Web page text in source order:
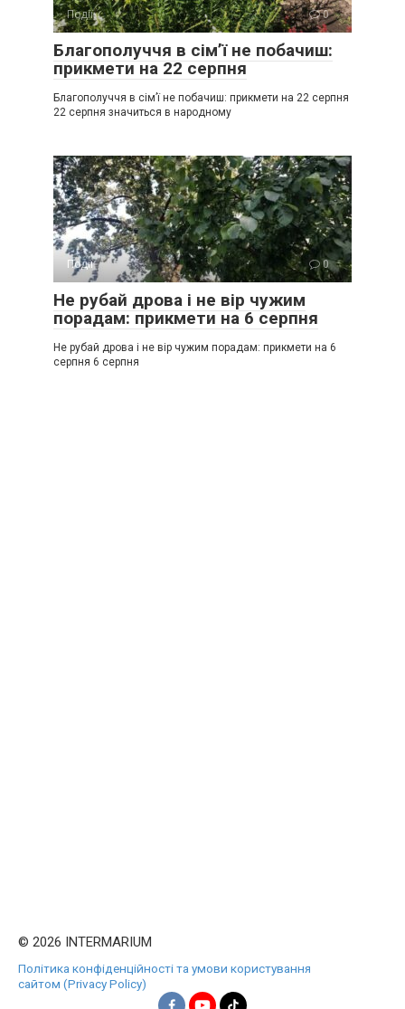
Події 0
Благополуччя в сім’ї не побачиш:
прикмети на 22 серпня
Благополуччя в сім’ї не побачиш: прикмети на 22 серпня
22 серпня значиться в народному
Події 0
Не рубай дрова і не вір чужим
порадам: прикмети на 6 серпня
Не рубай дрова і не вір чужим порадам: прикмети на 6
серпня 6 серпня
© 2026 INTERMARIUM
Політика конфіденційності та умови користування
сайтом (Privacy Policy)